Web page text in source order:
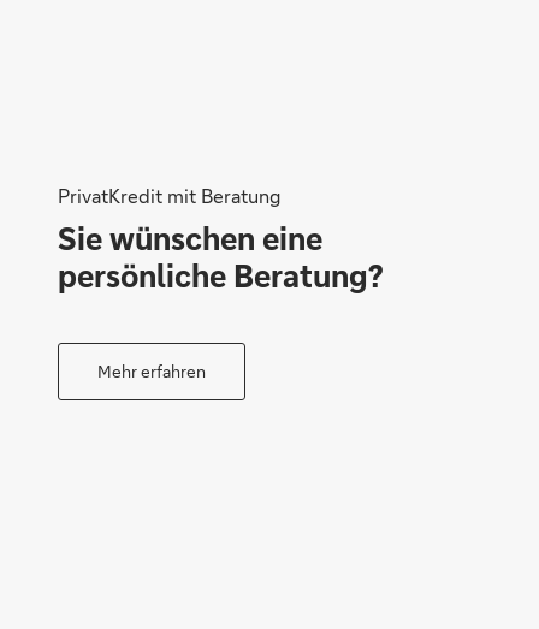
PrivatKredit mit Beratung
Sie wünschen eine
persönliche Beratung?
Mehr erfahren